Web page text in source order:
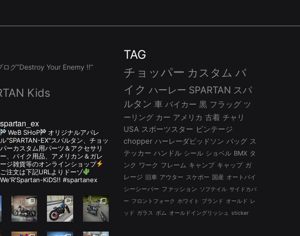
ログ”Destroy Your Enemy !!”
Kids
spartan_ex
WeB SHoP
オリジナルアパレ
ル"SPARTAN-EX"スパルタン、チョッ
パーカスタム用パーツ＆アクセサリ
ー、バイク用品、アメリカン＆ガレ
ージ雑貨等のオンラインショップ
ご注文は下記URLよりドーゾ
We'R'Spartan-KiDS!! #spartanex
TAG
チョッパー カスタム バ
イク ハーレー SPARTAN スパ
ルタン 車 バイカー 黒 フラッグ ツ
ーリング カー アメリカ 古着 チャリ
USA スポーツスター ビンテージ
chopper ハーレーダビッドソン バッグ ス
テッカー ハンドル シール ショベル BMX タ
ンク ワーク フレーム キャンプ キャップ ガ
レージ
旧車 アウター スケボー 国産 オートバイ
シーシーバー ファッション ソフテイル サイドカバ
ー フロントフォーク ホワイト ブランド オールド レ
ッド ガラス ボム オールドイングリッシュ sticker